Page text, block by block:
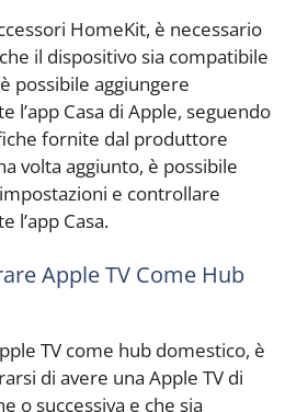
HomeKit, è necessario
il dispositivo sia compatibile
possibile aggiungere
l’app Casa di Apple, seguendo
fornite dal produttore
volta aggiunto, è possibile
e controllare
l’app Casa.
Apple TV Come Hub
TV come hub domestico, è
di avere una Apple TV di
o successiva e che sia